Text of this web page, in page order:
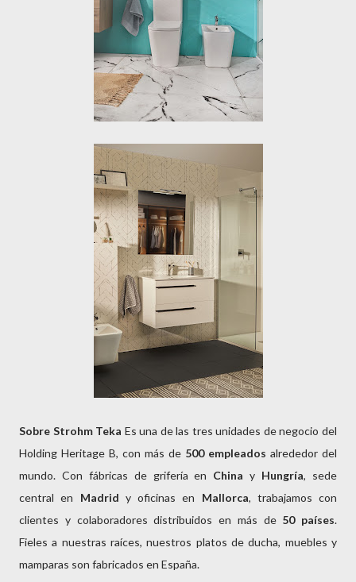
Sobre Strohm Teka Es una de las tres unidades de negocio del
Holding Heritage B, con más de 500 empleados alrededor del
mundo. Con fábricas de grifería en China y Hungría, sede
central en Madrid y oficinas en Mallorca, trabajamos con
clientes y colaboradores distribuidos en más de 50 países.
Fieles a nuestras raíces, nuestros platos de ducha, muebles y
mamparas son fabricados en España.